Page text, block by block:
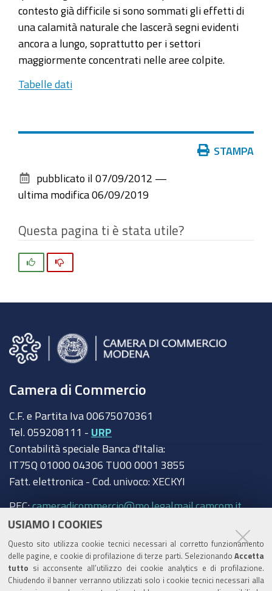
USIAMO I COOKIES
Questo sito utilizza cookie tecnici necessari al corretto funzionamento
delle pagine, e cookie di profilazione di terze parti. Selezionando Accetta
tutto si acconsente all’utilizzo dei cookie analytics e di profilazione.
Chiudendo il banner verranno utilizzati solo i cookie tecnici necessari alla
contesto già difficile si sono sommati gli effetti di
una calamità naturale che lascerà segni evidenti
ancora a lungo, soprattutto per i settori
maggiormente concentrati nelle aree colpite.
Tabelle dati
documento
STAMPA
pubblicato il 07/09/2012 —
ultima modifica 06/09/2019
Questa pagina ti è stata utile?
Camera di Commercio
C.F. e Partita Iva 00675070361
Tel. 059208111 - URP
Contabilità speciale Banca d'Italia:
IT75Q 01000 04306 TU00 0001 3855
Fatt. elettronica - Cod. univoco: XECKYI
PEC:cameradicommercio@mo.legalmail.camcom.it
Trasparenza
Amministrazione trasparente
Albo Camerale